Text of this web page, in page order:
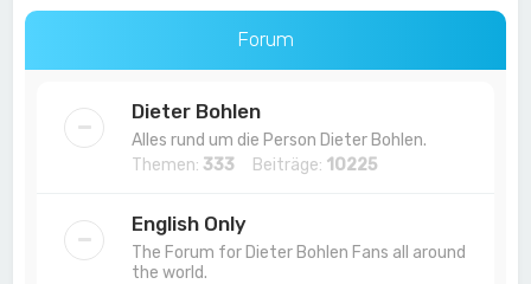
e
Forum
Dieter Bohlen
Alles rund um die Person Dieter Bohlen.
Themen: 333 Beiträge: 10225
English Only
The Forum for Dieter Bohlen Fans all around
the world.